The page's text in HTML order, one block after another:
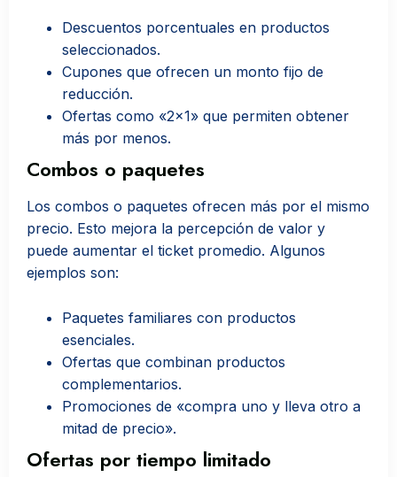
Descuentos porcentuales en productos
seleccionados.
Cupones que ofrecen un monto fijo de
reducción.
Ofertas como «2×1» que permiten obtener
más por menos.
Combos o paquetes
Los combos o paquetes ofrecen más por el mismo
precio. Esto mejora la percepción de valor y
puede aumentar el ticket promedio. Algunos
ejemplos son:
Paquetes familiares con productos
esenciales.
Ofertas que combinan productos
complementarios.
Promociones de «compra uno y lleva otro a
mitad de precio».
Ofertas por tiempo limitado